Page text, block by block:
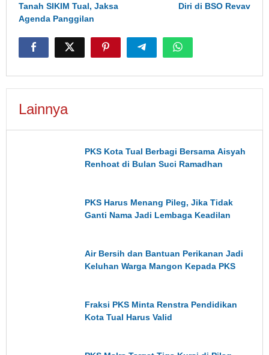
Tanah SIKIM Tual, Jaksa
Agenda Panggilan
Diri di BSO Revav
Lainnya
PKS Kota Tual Berbagi Bersama Aisyah
Renhoat di Bulan Suci Ramadhan
PKS Harus Menang Pileg, Jika Tidak
Ganti Nama Jadi Lembaga Keadilan
Air Bersih dan Bantuan Perikanan Jadi
Keluhan Warga Mangon Kepada PKS
Fraksi PKS Minta Renstra Pendidikan
Kota Tual Harus Valid